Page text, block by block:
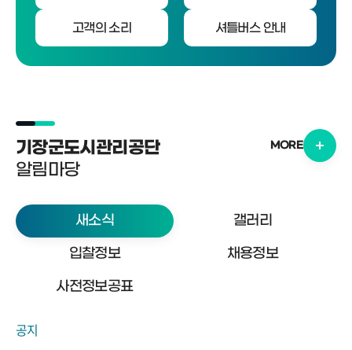
고객의 소리 셔틀버스 안내
기장군도시관리공단
알림마당
새소식
갤러리
입찰정보
채용정보
사전정보공표
공지
MORE